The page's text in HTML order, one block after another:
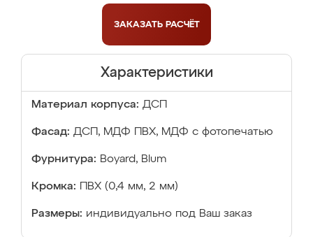
ЗАКАЗАТЬ РАСЧЁТ
Характеристики
Материал корпуса: ДСП
Фасад: ДСП, МДФ ПВХ, МДФ с фотопечатью
Фурнитура: Boyard, Blum
Кромка: ПВХ (0,4 мм, 2 мм)
Размеры: индивидуально под Ваш заказ